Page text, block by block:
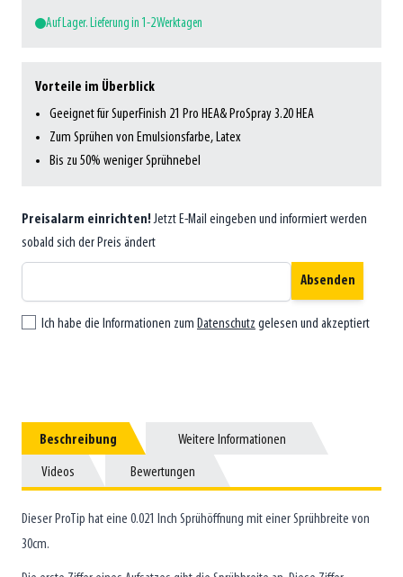
Auf Lager. Lieferung in 1-2 Werktagen
Vorteile im Überblick
Geeignet für SuperFinish 21 Pro HEA& ProSpray 3.20 HEA
Zum Sprühen von Emulsionsfarbe, Latex
Bis zu 50% weniger Sprühnebel
Preisalarm einrichten! Jetzt E-Mail eingeben und informiert werden
sobald sich der Preis ändert
Absenden
Ich habe die Informationen zum Datenschutz gelesen und akzeptiert
Beschreibung
Beschreibung Weitere Informationen
Weitere Informationen
Videos
Videos Bewertungen
Bewertungen
Dieser ProTip hat eine 0.021 Inch Sprühöffnung mit einer Sprühbreite von
30cm.